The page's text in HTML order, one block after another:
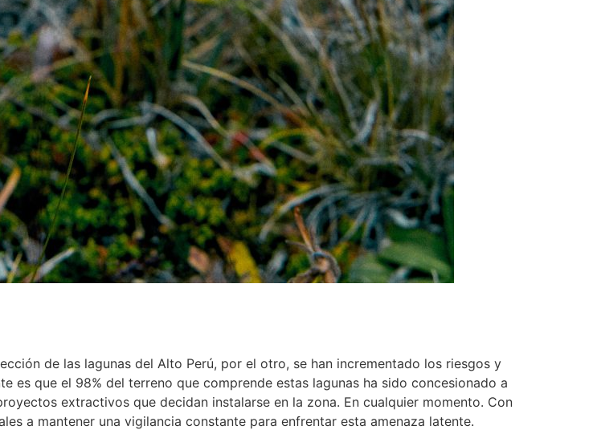
de las lagunas del Alto Perú, por el otro, se han incrementado los riesgos y
es que el 98% del terreno que comprende estas lagunas ha sido concesionado a
extractivos que decidan instalarse en la zona. En cualquier momento. Con
a mantener una vigilancia constante para enfrentar esta amenaza latente.